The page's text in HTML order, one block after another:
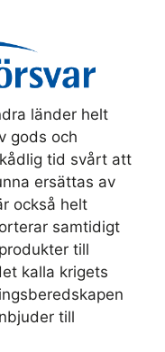
länder helt
gods och
tid svårt att
ersättas av
också helt
samtidigt
till
kalla krigets
till